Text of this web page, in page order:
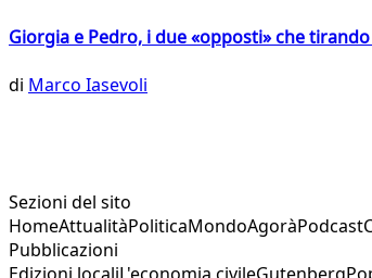
Giorgia e Pedro, i due «opposti» che
di Marco Iasevoli
Sezioni del sito
HomeAttualitàPoliticaMondoAgoràPodcast
Pubblicazioni
Edizioni localiL'economia civileGutenberg